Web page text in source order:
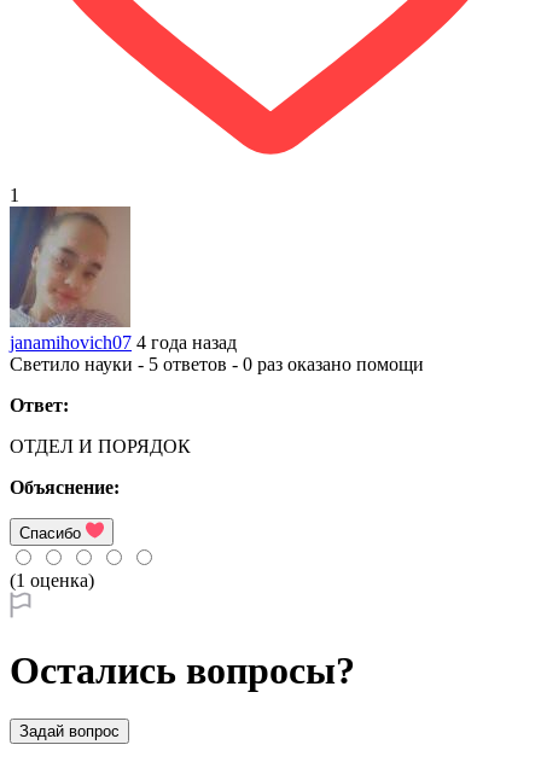
1
janamihovich07 4 года назад
Светило науки - 5 ответов - 0 раз оказано помощи
Ответ:
ОТДЕЛ И ПОРЯДОК
Объяснение:
Спасибо
(1 оценка)
Остались вопросы?
Задай вопрос